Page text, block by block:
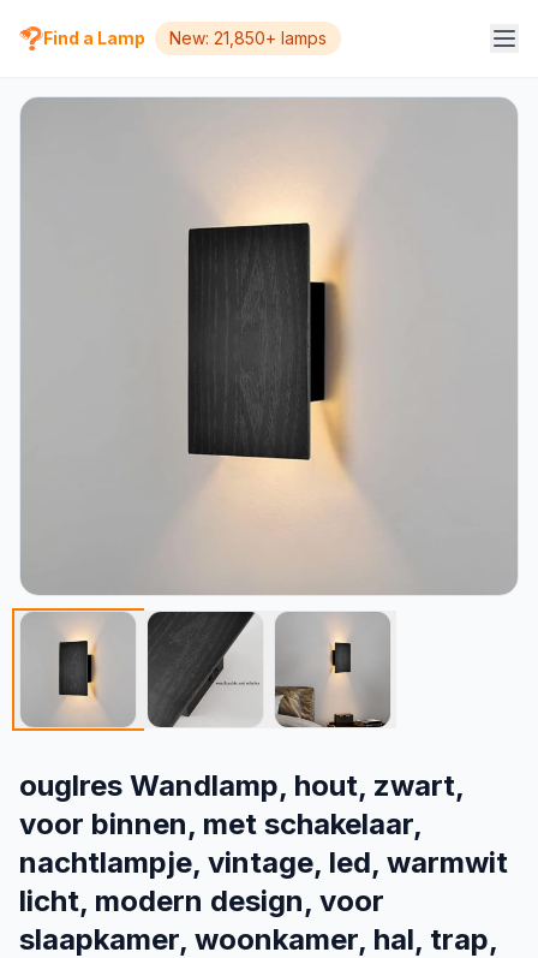
Find a Lamp New: 21,850+ lamps
ouglres Wandlamp, hout, zwart,
voor binnen, met schakelaar,
nachtlampje, vintage, led, warmwit
licht, modern design, voor
slaapkamer, woonkamer, hal, trap,